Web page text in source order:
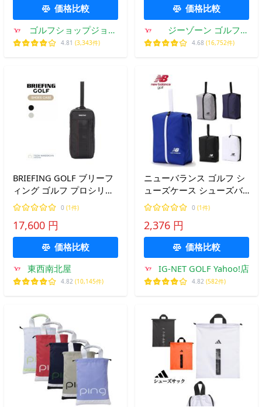
価格比較
ゴルフショップジョプ
ロ
4.81 (3,343件)
価格比較
ジーゾーン ゴルフ
Yahoo!店
4.68 (16,752件)
BRIEFING GOLF ブリーフ
ィング ゴルフ プロシリー
ズ シューズケース
brg253g16 シューズバッ
グ セパレート メンズ レデ
ィース 軽量 爆買
0 (1件)
17,600 円
価格比較
東西南北屋
4.82 (10,145件)
ニューバランス ゴルフ シ
ューズケース シューズバ
ッグ (UNISEX) newbalance
golf 012-5984004
0 (1件)
2,376 円
価格比較
IG-NET GOLF Yahoo!店
4.82 (582件)